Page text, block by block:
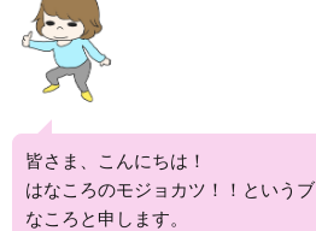
皆さま、こんにちは！
はなころのモジョカツ！！という
なころと申します。